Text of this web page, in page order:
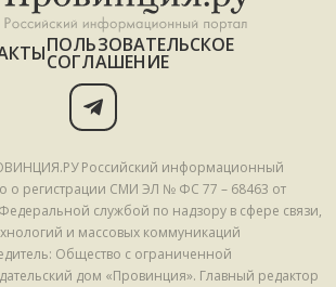
ПОЛЬЗОВАТЕЛЬСКОЕ
СОГЛАШЕНИЕ
Российский информационный
о регистрации СМИ ЭЛ № ФС 77 – 68463 от
службой по надзору в сфере связи,
и массовых коммуникаций
Общество с ограниченной
дом «Провинция». Главный редактор